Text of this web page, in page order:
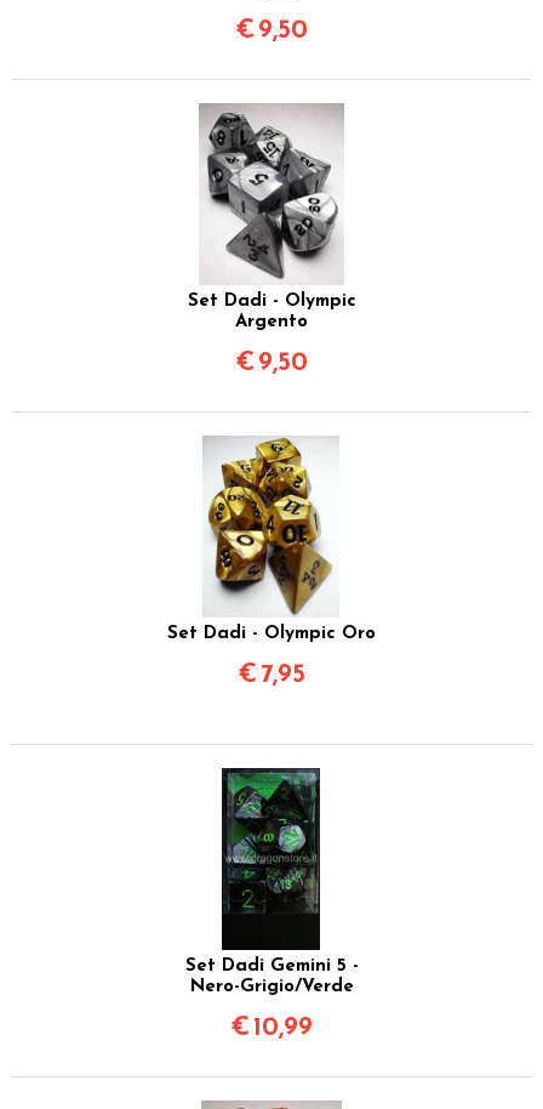
€ 9,50
Set Dadi - Olympic
Argento
€ 9,50
Set Dadi - Olympic Oro
€ 7,95
Set Dadi Gemini 5 -
Nero-Grigio/Verde
€ 10,99